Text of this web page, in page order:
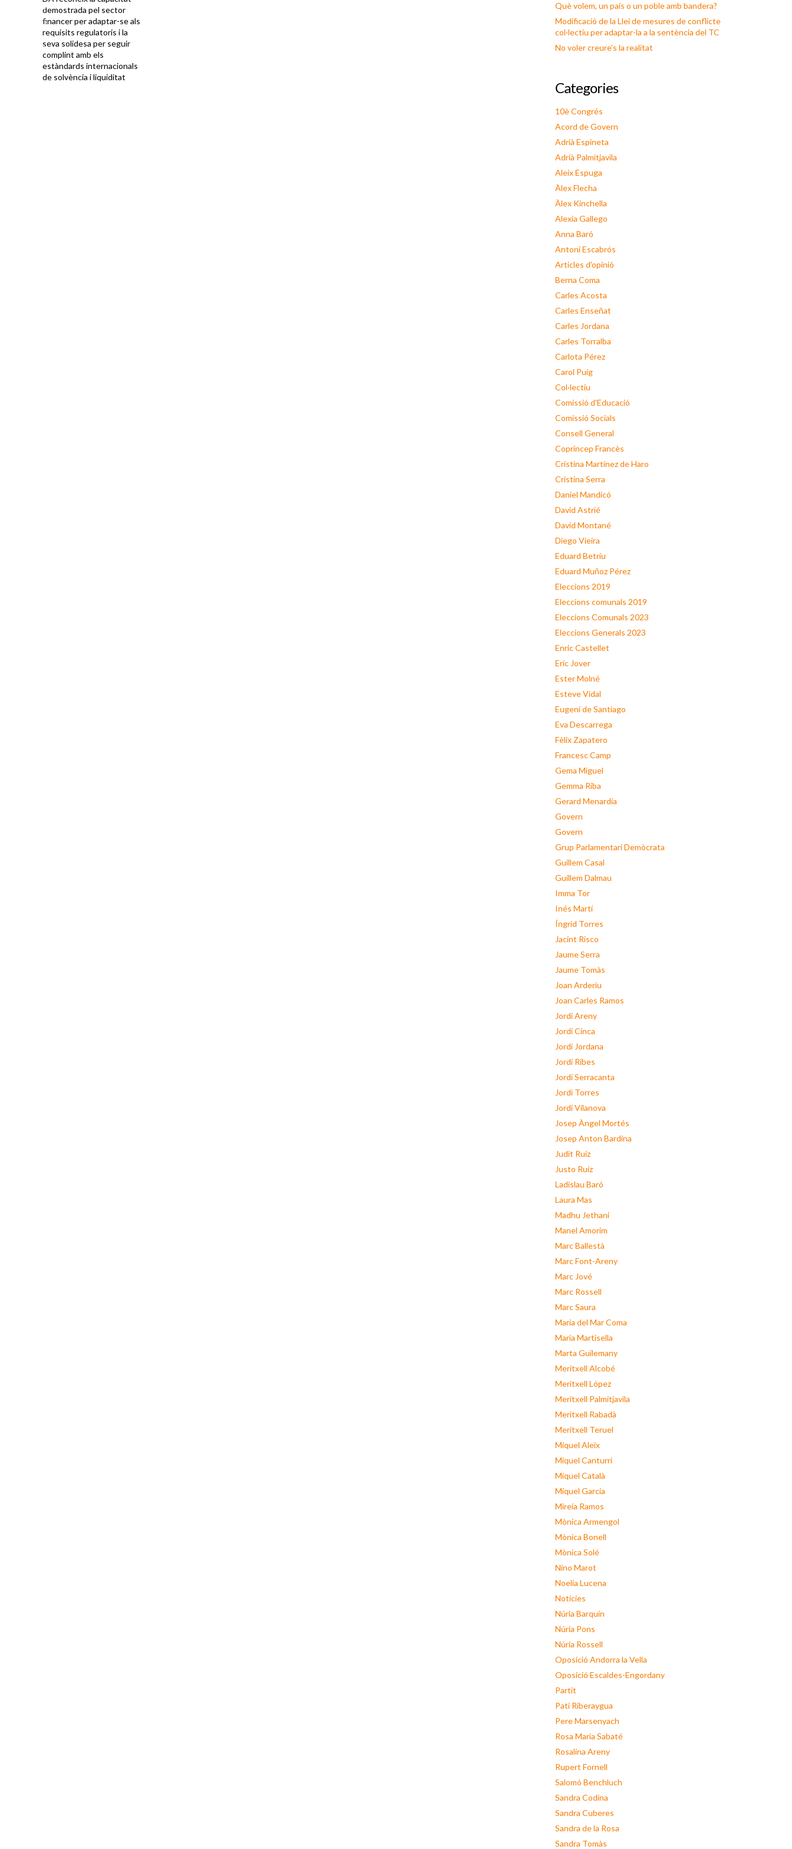
demostrada pel sector
financer per adaptar-se als
requisits regulatoris i la
seva solidesa per seguir
complint amb els
estàndards internacionals
de solvència i liquiditat
Què volem, un país o un poble amb bandera?
Modificació de la Llei de mesures de conflicte
col·lectiu per adaptar-la a la sentència del TC
No voler creure’s la realitat
Categories
10è Congrés
Acord de Govern
Adrià Espineta
Adrià Palmitjavila
Aleix Espuga
Àlex Flecha
Àlex Kinchella
Alexia Gallego
Anna Baró
Antoni Escabrós
Articles d'opinió
Berna Coma
Carles Acosta
Carles Enseñat
Carles Jordana
Carles Torralba
Carlota Pérez
Carol Puig
Col·lectiu
Comissió d'Educació
Comissió Socials
Consell General
Copríncep Francès
Cristina Martínez de Haro
Cristina Serra
Daniel Mandicó
David Astrié
David Montané
Diego Vieira
Eduard Betriu
Eduard Muñoz Pérez
Eleccions 2019
Eleccions comunals 2019
Eleccions Comunals 2023
Eleccions Generals 2023
Enric Castellet
Eric Jover
Ester Molné
Esteve Vidal
Eugeni de Santiago
Eva Descarrega
Fèlix Zapatero
Francesc Camp
Gema Miguel
Gemma Riba
Gerard Menardia
Govern
Govern
Grup Parlamentari Demòcrata
Guillem Casal
Guillem Dalmau
Imma Tor
Inés Martí
Íngrid Torres
Jacint Risco
Jaume Serra
Jaume Tomàs
Joan Arderiu
Joan Carles Ramos
Jordi Areny
Jordi Cinca
Jordi Jordana
Jordi Ribes
Jordi Serracanta
Jordi Torres
Jordi Vilanova
Josep Àngel Mortés
Josep Anton Bardina
Judit Ruiz
Justo Ruiz
Ladislau Baró
Laura Mas
Madhu Jethani
Manel Amorim
Marc Ballestà
Marc Font-Areny
Marc Jové
Marc Rossell
Marc Saura
Maria del Mar Coma
Maria Martisella
Marta Guilemany
Meritxell Alcobé
Meritxell López
Meritxell Palmitjavila
Meritxell Rabadà
Meritxell Teruel
Miquel Aleix
Miquel Canturri
Miquel Català
Miquel Garcia
Mireia Ramos
Mònica Armengol
Mònica Bonell
Mònica Solé
Nino Marot
Noelia Lucena
Notícies
Núria Barquín
Núria Pons
Núria Rossell
Oposició Andorra la Vella
Oposició Escaldes-Engordany
Partit
Pati Riberaygua
Pere Marsenyach
Rosa Maria Sabaté
Rosalina Areny
Rupert Fornell
Salomó Benchluch
Sandra Codina
Sandra Cuberes
Sandra de la Rosa
Sandra Tomàs